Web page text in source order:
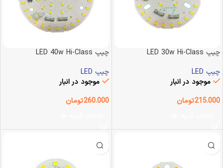
چیپ LED 30w Hi-Class
چیپ LED
موجود در انبار
215.000تومان
چیپ LED 40w Hi-Class
چیپ LED
موجود در انبار
260.000تومان